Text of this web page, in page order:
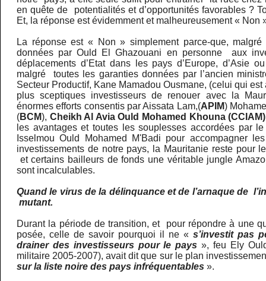
en quête de potentialités et d’opportunités favorables ?
Et, la réponse est évidemment et malheureusement « Non
La réponse est « Non » simplement parce-que, malgré
données par Ould El Ghazouani en personne aux
déplacements d’Etat dans les pays d’Europe, d’Asie
malgré toutes les garanties données par l’ancien
Secteur Productif, Kane Mamadou Ousmane, (celui qui
plus sceptiques investisseurs de renouer avec la
énormes efforts consentis par Aissata Lam,(APIM)
(BCM), Cheikh Al Avia Ould Mohamed Khouna(CCIAM)
les avantages et toutes les souplesses accordées par
Isselmou Ould Mohamed M'Badi pour accompagner
investissements de notre pays, la Mauritanie reste pour
et certains bailleurs de fonds une véritable jungle
sont incalculables.
Quand le virus de la délinquance et de l’arnaque de
mutant.
Durant la période de transition, et pour répondre à une
posée, celle de savoir pourquoi il ne «s’investit pas
drainer des investisseurs pour le pays », feu Ely
militaire 2005-2007), avait dit que sur le plan
sur la liste noire des pays infréquentables».